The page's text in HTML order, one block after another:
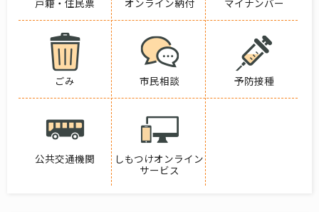
ごみ 市民相談 予防接種
公共交通機関
しもつけオンライン
サービス